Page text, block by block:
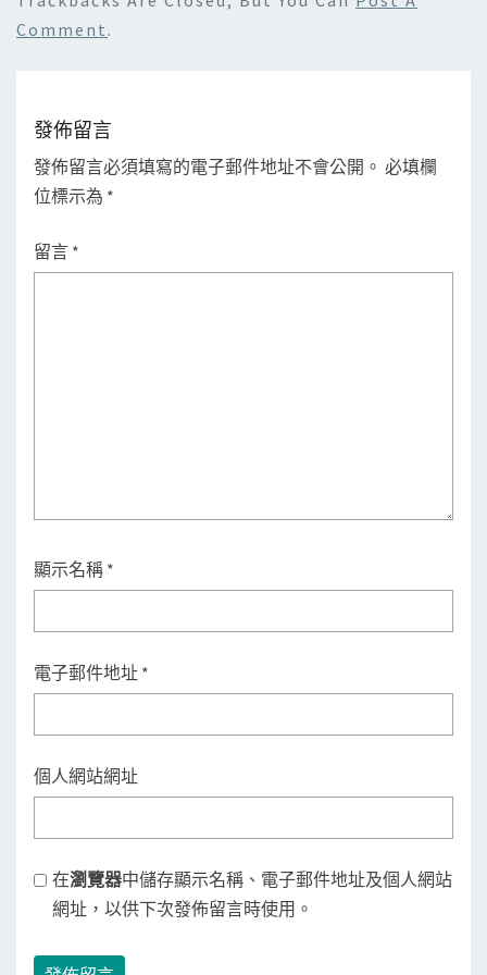
Comment .
發佈留言
發佈留言必須填寫的電子郵件地址不會公開。 必填欄
位標示為 *
留言 *
顯示名稱 *
電子郵件地址 *
個人網站網址
在瀏覽器中儲存顯示名稱、電子郵件地址及個人網站
網址，以供下次發佈留言時使用。